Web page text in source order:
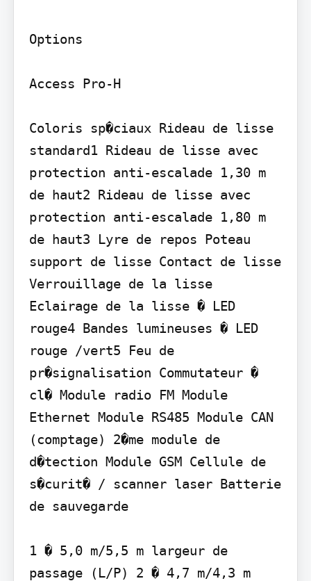
Options
Access Pro-H
Coloris sp�ciaux Rideau de lisse
standard1 Rideau de lisse avec
protection anti-escalade 1,30 m
de haut2 Rideau de lisse avec
protection anti-escalade 1,80 m
de haut3 Lyre de repos Poteau
support de lisse Contact de lisse
Verrouillage de la lisse
Eclairage de la lisse � LED
rouge4 Bandes lumineuses � LED
rouge /vert5 Feu de
pr�signalisation Commutateur �
cl� Module radio FM Module
Ethernet Module RS485 Module CAN
(comptage) 2�me module de
d�tection Module GSM Cellule de
s�curit� / scanner laser Batterie
de sauvegarde
1 � 5,0 m/5,5 m largeur de
passage (L/P) 2 � 4,7 m/4,3 m